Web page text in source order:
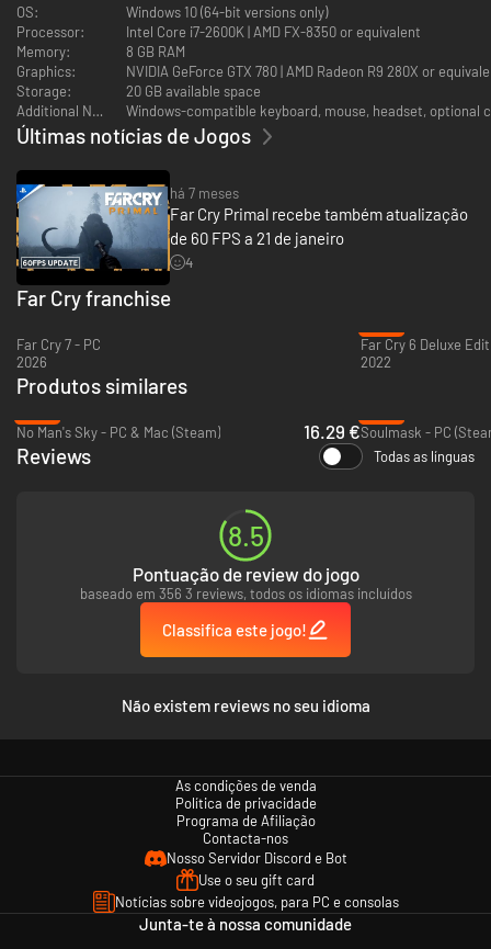
DESCUBRA O MUNDO LETAL DE OROS: Lute para sobreviver em
meio às florestas de sequoias frondosas, a taiga severa, a tundra
congelada e os pântanos escuros.
OS:
Windows 10 (64-bit versions only)
Processor:
Intel Core i7-2600K | AMD FX-8350 or equivalent
Memory:
8 GB RAM
Graphics:
NVIDIA GeForce GTX 780 | AMD Radeon R9 280X or
Storage:
20 GB available space
Additional Notes:
Últimas notícias de Jogos
há 7 meses
Far Cry Primal recebe também atualização
de 60 FPS a 21 de janeiro
4
Far Cry franchise
Far Cry 7 - PC
2026
2022
Produtos similares
No Man's Sky - PC & Mac (Steam)
16.29 €Soulmask - PC
Reviews Todas as línguas
8.5
Pontuação de review do jogo
baseado em 356 3 reviews, todos os idiomas incluídos
Classifica este jogo!
Não existem reviews no seu idioma
As condições de venda
Política de privacidade
Programa de Afiliação
Contacta-nos
Nosso Servidor Discord e Bot
Use o seu gift card
Notícias sobre videojogos, para PC e consolas
Junta-te à nossa comunidade